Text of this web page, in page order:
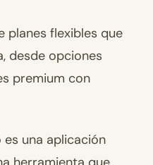
planes flexibles que
desde opciones
premium con
una aplicación